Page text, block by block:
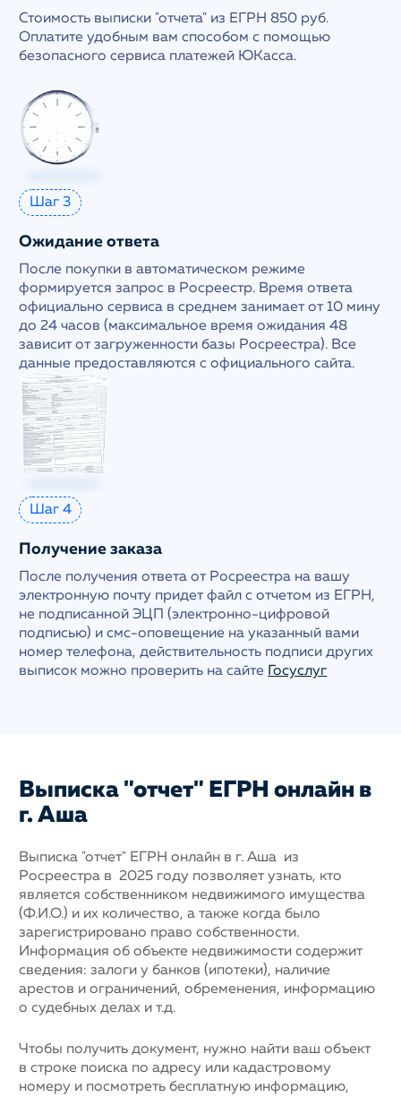
Стоимость выписки "отчета" из ЕГРН 850 руб.
Оплатите удобным вам способом с помощью
безопасного сервиса платежей ЮКасса.
Шаг 3
Ожидание ответа
После покупки в автоматическом режиме
формируется запрос в Росреестр. Время ответа
официально сервиса в среднем занимает от 10 мину
до 24 часов (максимальное время ожидания 48
зависит от загруженности базы Росреестра). Все
данные предоставляются с официального сайта.
Шаг 4
Получение заказа
После получения ответа от Росреестра на вашу
электронную почту придет файл с отчетом из ЕГРН,
не подписанной ЭЦП (электронно-цифровой
подписью) и смс-оповещение на указанный вами
номер телефона, действительность подписи других
выписок можно проверить на сайте
Госуслуг
Выписка "отчет" ЕГРН онлайн в
г. Аша
Выписка "отчет" ЕГРН онлайн в г. Аша из
Росреестра в 2025 году позволяет узнать, кто
является собственником недвижимого имущества
(Ф.И.О.) и их количество, а также когда было
зарегистрировано право собственности.
Информация об объекте недвижимости содержит
сведения: залоги у банков (ипотеки), наличие
арестов и ограничений, обременения, информацию
о судебных делах и т.д.
Чтобы получить документ, нужно найти ваш объект
в строке поиска по адресу или кадастровому
номеру и посмотреть бесплатную информацию,